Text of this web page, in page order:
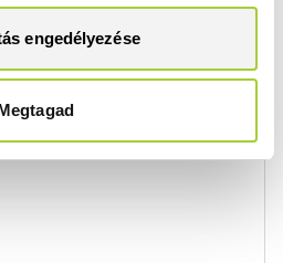
engedélyezése
zuhanykabinját?